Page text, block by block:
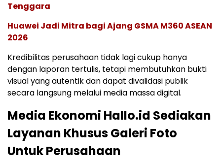
Tenggara
Huawei Jadi Mitra bagi Ajang GSMA M360 ASEAN
2026
Kredibilitas perusahaan tidak lagi cukup hanya
dengan laporan tertulis, tetapi membutuhkan bukti
visual yang autentik dan dapat divalidasi publik
secara langsung melalui media massa digital.
Media Ekonomi Hallo.id Sediakan
Layanan Khusus Galeri Foto
Untuk Perusahaan